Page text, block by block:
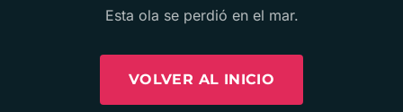
Esta ola se perdió en el mar.
VOLVER AL INICIO